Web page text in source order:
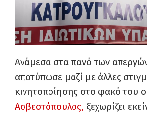
Ανάμεσα στα πανό των
αποτύπωσε μαζί με άλλες
κινητοποίησης στο φακό του ο
Ασβεστόπουλος, ξεχωρίζει